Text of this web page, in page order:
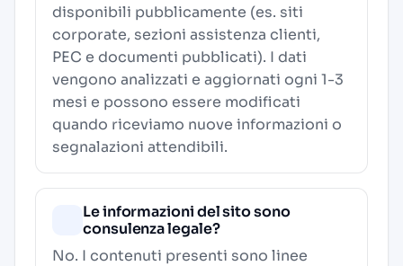
disponibili pubblicamente (es. siti
corporate, sezioni assistenza clienti,
PEC e documenti pubblicati). I dati
vengono analizzati e aggiornati ogni 1-3
mesi e possono essere modificati
quando riceviamo nuove informazioni o
segnalazioni attendibili.
Le informazioni del sito sono
consulenza legale?
No. I contenuti presenti sono linee